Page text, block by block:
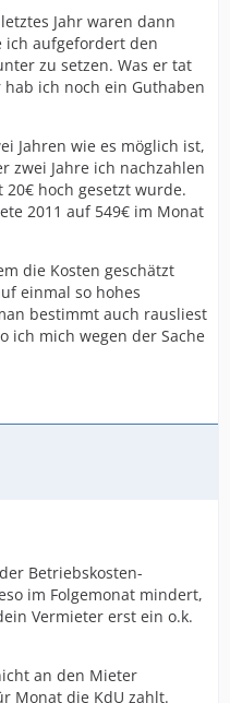
Jahr waren dann
ich aufgefordert den
zu setzen. Was er tat
hab ich noch ein Guthaben
Jahren wie es möglich ist,
zwei Jahre ich nachzahlen
hoch gesetzt wurde.
2011 auf 549€ im Monat
die Kosten geschätzt
einmal so hohes
bestimmt auch rausliest
ich mich wegen der Sache
Betriebskosten-
im Folgemonat mindert,
Vermieter erst ein o.k.
an den Mieter
Monat die KdU zahlt.